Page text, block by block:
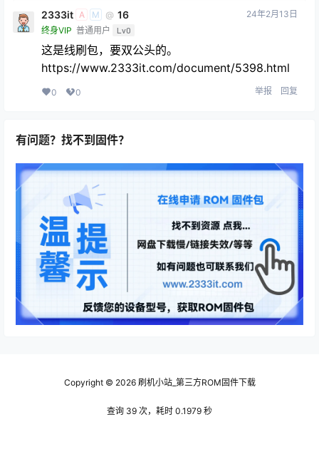
2333it A M @ 16
终身VIP 普通用户 Lv0
24年2月13日
这是线刷包，要双公头的。
https://www.2333it.com/document/5398.html
0 0 举报 回复
有问题？找不到固件？
Copyright © 2026刷机小站_第三方ROM固件下载
查询 39 次，耗时 0.1979 秒